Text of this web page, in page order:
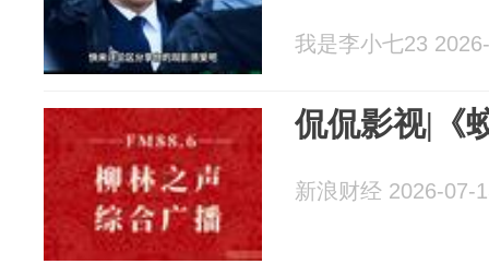
我是李小七23
侃侃影视|《
新浪财经 2026-07-